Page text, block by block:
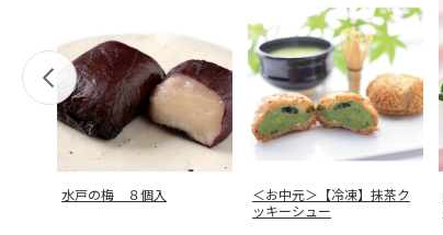
水戸の梅 ８個入
＜お中元＞【冷凍】抹茶ク
ッキーシュー